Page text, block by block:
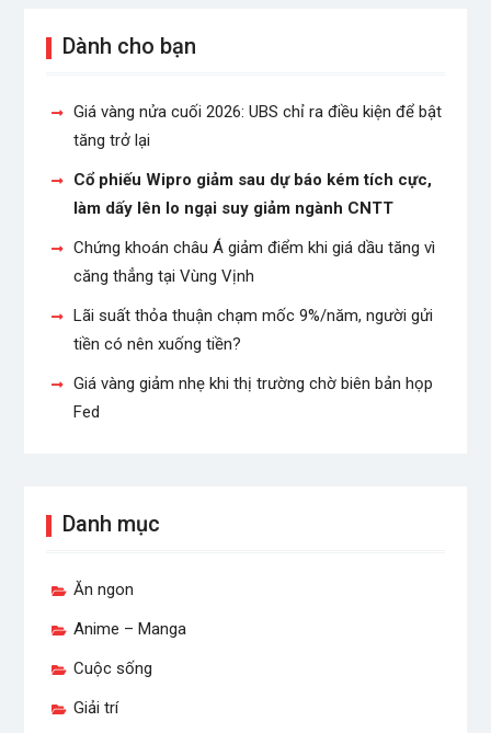
Dành cho bạn
Giá vàng nửa cuối 2026: UBS chỉ ra điều kiện để bật
tăng trở lại
Cổ phiếu Wipro giảm sau dự báo kém tích cực,
làm dấy lên lo ngại suy giảm ngành CNTT
Chứng khoán châu Á giảm điểm khi giá dầu tăng vì
căng thẳng tại Vùng Vịnh
Lãi suất thỏa thuận chạm mốc 9%/năm, người gửi
tiền có nên xuống tiền?
Giá vàng giảm nhẹ khi thị trường chờ biên bản họp
Fed
Danh mục
Ăn ngon
Anime – Manga
Cuộc sống
Giải trí